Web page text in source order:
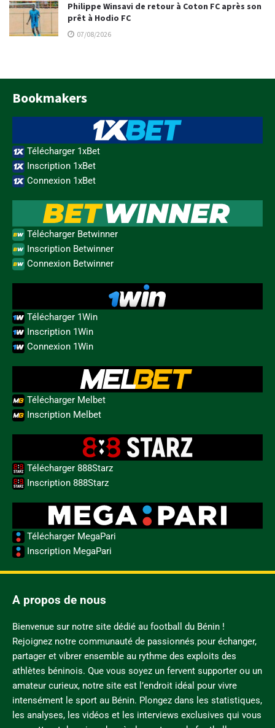
Philippe Winsavi de retour à Coton FC après son
prêt à Hodio FC
07/08/2026
Bookmakers
Télécharger 1xBet
Inscription 1xBet
Connexion 1xBet
Télécharger Betwinner
Inscription Betwinner
Connexion Betwinner
Télécharger 1Win
Inscription 1Win
Connexion 1Win
Télécharger Melbet
Inscription Melbet
Télécharger 888Starz
Inscription 888Starz
Télécharger MegaPari
Inscription MegaPari
A propos de nous
Bienvenue sur notre site dédié au football du Bénin !
Rejoignez notre communauté de passionnés pour échanger,
partager et vibrer ensemble au rythme des exploits des
athlètes béninois. Que vous soyez un fervent supporter ou un
amateur curieux, notre site est l’endroit idéal pour vivre
intensément le sport au Bénin. Plongez dans les statistiques,
les analyses, les vidéos et les interviews exclusives qui vous